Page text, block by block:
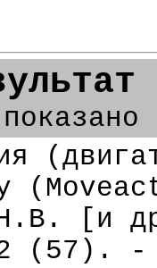
Н.В. [и
(57). -